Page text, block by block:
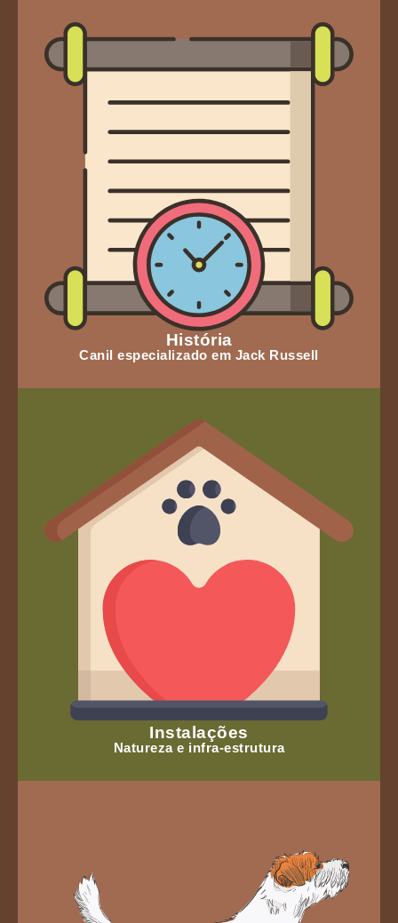
História
Canil especializado em Jack Russell
Instalações
Natureza e infra-estrutura